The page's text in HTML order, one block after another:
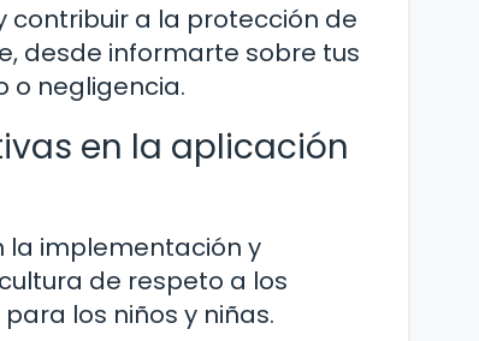
a la protección de
desde informarte sobre tus
o negligencia.
en la aplicación
la implementación y
de respeto a los
los niños y niñas.